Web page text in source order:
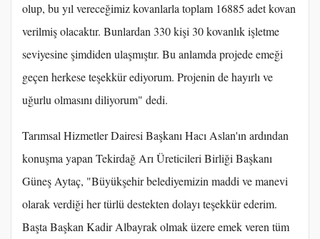
olup, bu yıl vereceğimiz kovanlarla toplam 16885 adet kovan
verilmiş olacaktır. Bunlardan 330 kişi 30 kovanlık işletme
seviyesine şimdiden ulaşmıştır. Bu anlamda projede emeği
geçen herkese teşekkür ediyorum. Projenin de hayırlı ve
uğurlu olmasını diliyorum" dedi.
Tarımsal Hizmetler Dairesi Başkanı Hacı Aslan'ın ardından
konuşma yapan Tekirdağ Arı Üreticileri Birliği Başkanı
Güneş Aytaç, "Büyükşehir belediyemizin maddi ve manevi
olarak verdiği her türlü destekten dolayı teşekkür ederim.
Başta Başkan Kadir Albayrak olmak üzere emek veren tüm